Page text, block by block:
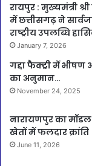
रायपुर : मुख्यमंत्री
में छत्तीसगढ़ ने
राष्ट्रीय उपलब्धि
January 7, 2026
गद्दा फैक्ट्री में
का अनुमान…
November 24, 2025
नारायणपुर का
खेतों में फलदार क्रांति
June 11, 2026